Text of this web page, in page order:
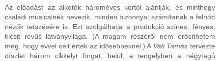
Az előadást az alkotók hároméves kortól ajánlják, és minthogy
családi musicalnek nevezik, minden bizonnyal számítanak a felnőtt
nézők tetszésére is. Ezt szolgálhatja a produkció színes, fényes,
kicsit revüs látványvilága. (A magam részéről nem erősíthetem
meg, hogy evvel célt értek az idősebbeknél.) A Vati Tamás tervezte
díszlet három cikkelyt forgat, belül, a tengelyben a négytagú